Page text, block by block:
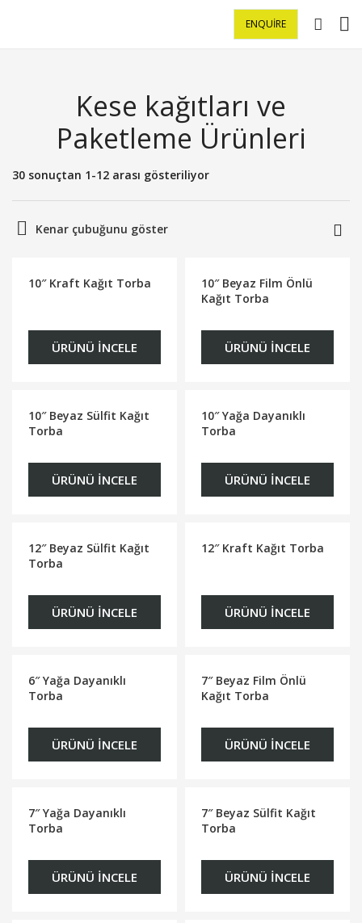
ENQUIRE
Kese kağıtları ve
Paketleme Ürünleri
30 sonuçtan 1-12 arası gösteriliyor
Kenar çubuğunu göster
10″ Kraft Kağıt Torba
ÜRÜNÜ İNCELE
10″ Beyaz Film Önlü
Kağıt Torba
ÜRÜNÜ İNCELE
10″ Beyaz Sülfit Kağıt
Torba
ÜRÜNÜ İNCELE
10″ Yağa Dayanıklı
Torba
ÜRÜNÜ İNCELE
12″ Beyaz Sülfit Kağıt
Torba
ÜRÜNÜ İNCELE
12″ Kraft Kağıt Torba
ÜRÜNÜ İNCELE
6″ Yağa Dayanıklı
Torba
ÜRÜNÜ İNCELE
7″ Beyaz Film Önlü
Kağıt Torba
ÜRÜNÜ İNCELE
7″ Yağa Dayanıklı
Torba
ÜRÜNÜ İNCELE
7″ Beyaz Sülfit Kağıt
Torba
ÜRÜNÜ İNCELE